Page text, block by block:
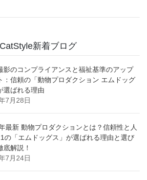
新着ブログ
影のコンプライアンスと福祉基準のアップ
：信頼の「動物プロダクション エムドッグ
選ばれる理由
7月28日
最新 動物プロダクションとは？信頼性と人
の「エムドッグス」が選ばれる理由と選び
底解説！
7月24日